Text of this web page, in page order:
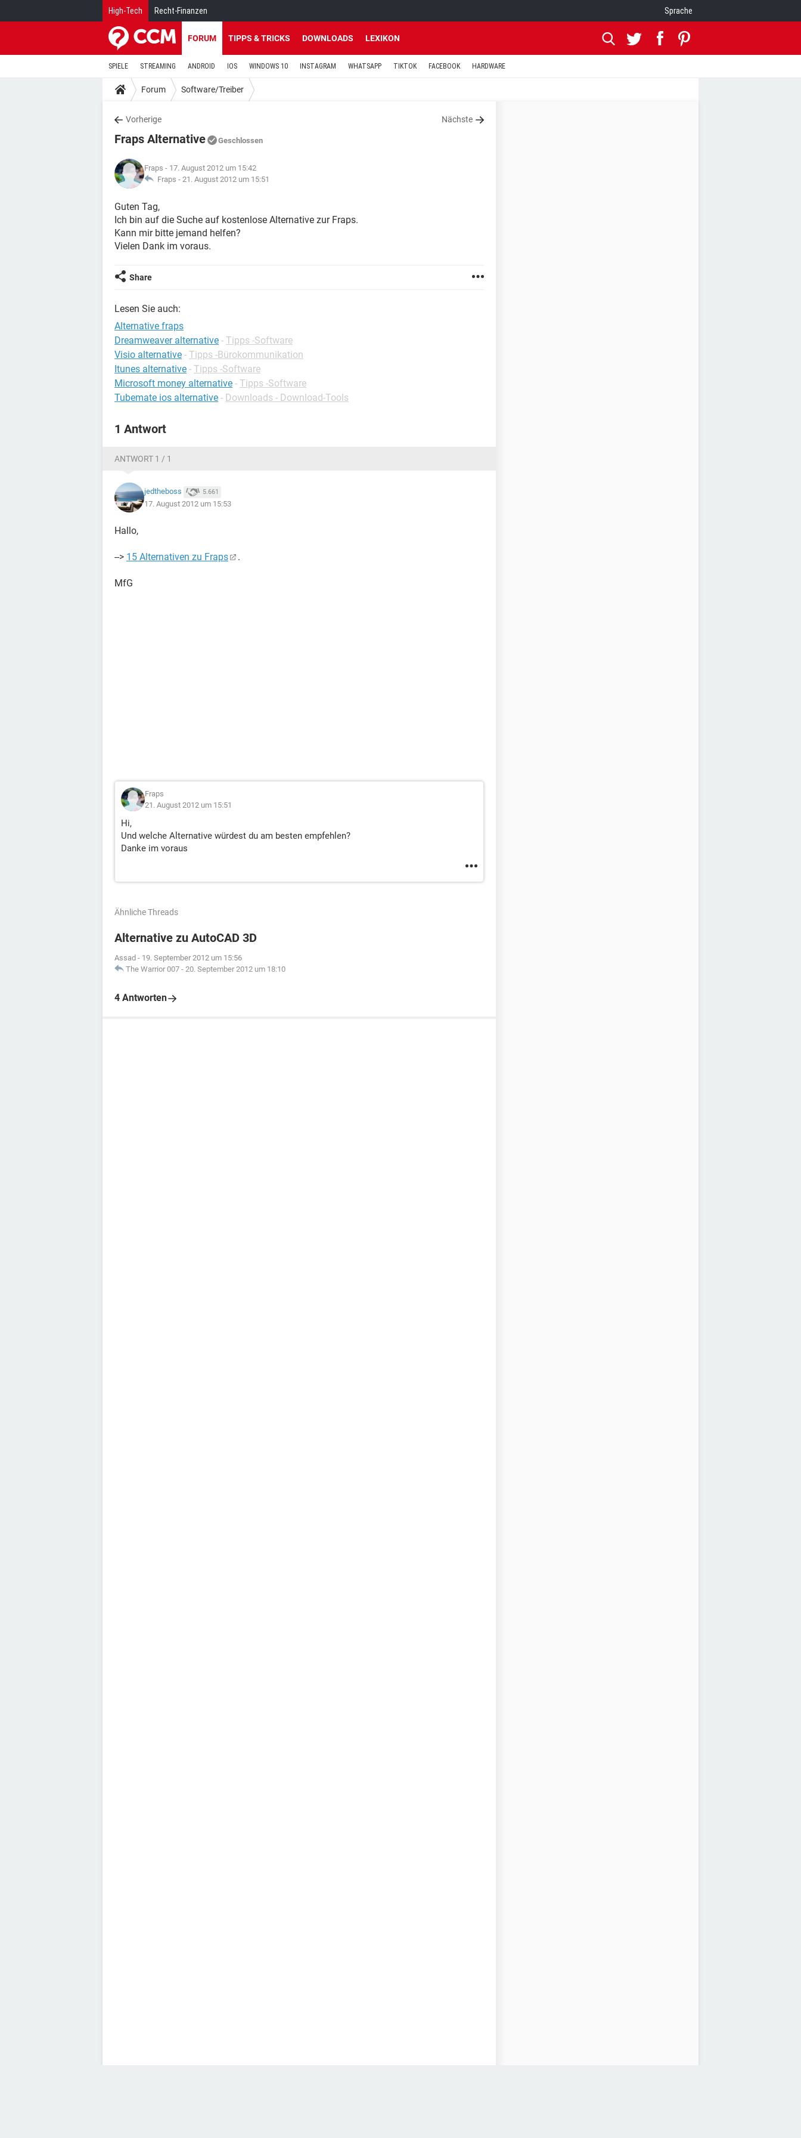
High-Tech Recht-Finanzen Sprache
FORUM TIPPS & TRICKS DOWNLOADS LEXIKON
SPIELE STREAMING ANDROID IOS WINDOWS 10 INSTAGRAM WHATSAPP TIKTOK FACEBOOK HARDWARE
Forum Software/Treiber
Vorherige Nächste
Fraps Alternative Geschlossen
Fraps - 17. August 2012 um 15:42
Fraps - 21. August 2012 um 15:51
Guten Tag,
Ich bin auf die Suche auf kostenlose Alternative zur Fraps.
Kann mir bitte jemand helfen?
Vielen Dank im voraus.
Share
Lesen Sie auch:
Alternative fraps
Dreamweaver alternative - Tipps -Software
Visio alternative - Tipps -Bürokommunikation
Itunes alternative - Tipps -Software
Microsoft money alternative - Tipps -Software
Tubemate ios alternative - Downloads - Download-Tools
1 Antwort
ANTWORT 1 / 1
jedtheboss 5.661
17. August 2012 um 15:53
Hallo,
--> 15 Alternativen zu Fraps .
MfG
Fraps
21. August 2012 um 15:51
Hi,
Und welche Alternative würdest du am besten empfehlen?
Danke im voraus
Ähnliche Threads
Alternative zu AutoCAD 3D
Assad - 19. September 2012 um 15:56
The Warrior 007 - 20. September 2012 um 18:10
4 Antworten